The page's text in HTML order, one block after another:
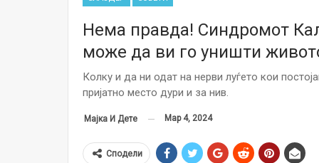
Нема правда! Синдромот
може да ви го уништи
Колку и да ни одат на нерви луѓето кои
пријатно место дури и за нив.
Мајка И Дете Мар 4, 2024
Сподели